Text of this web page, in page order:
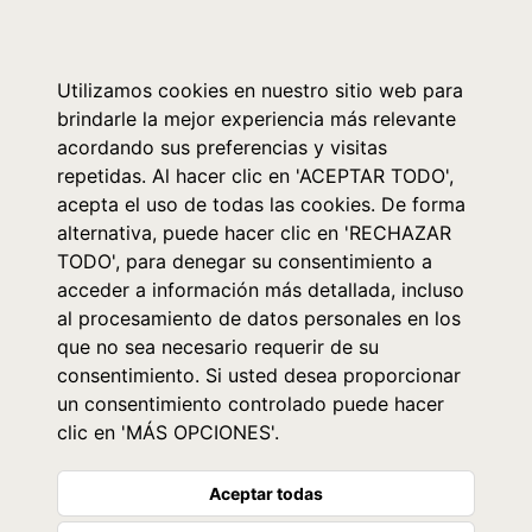
Utilizamos cookies en nuestro sitio web para
brindarle la mejor experiencia más relevante
acordando sus preferencias y visitas
repetidas. Al hacer clic en 'ACEPTAR TODO',
acepta el uso de todas las cookies. De forma
alternativa, puede hacer clic en 'RECHAZAR
TODO', para denegar su consentimiento a
acceder a información más detallada, incluso
al procesamiento de datos personales en los
que no sea necesario requerir de su
consentimiento. Si usted desea proporcionar
un consentimiento controlado puede hacer
clic en 'MÁS OPCIONES'.
Aceptar todas